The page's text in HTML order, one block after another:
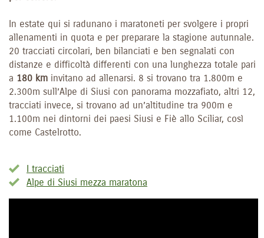
In estate qui si radunano i maratoneti per svolgere i propri
allenamenti in quota e per preparare la stagione autunnale.
20 tracciati circolari, ben bilanciati e ben segnalati con
distanze e difficoltà differenti con una lunghezza totale pari
a 180 km invitano ad allenarsi. 8 si trovano tra 1.800m e
2.300m sull’Alpe di Siusi con panorama mozzafiato, altri 12,
tracciati invece, si trovano ad un’altitudine tra 900m e
1.100m nei dintorni dei paesi Siusi e Fiè allo Sciliar, così
come Castelrotto.
I tracciati
Alpe di Siusi mezza maratona